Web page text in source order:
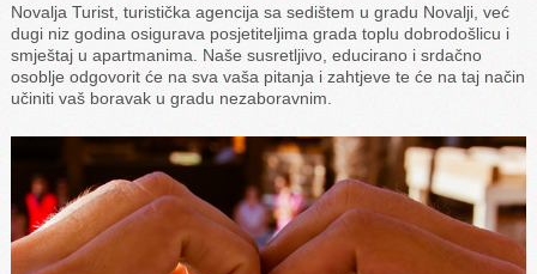
Novalja Turist, turistička agencija sa sedištem u gradu Novalji, već
dugi niz godina osigurava posjetiteljima grada toplu dobrodošlicu i
smještaj u apartmanima. Naše susretljivo, educirano i srdačno
osoblje odgovorit će na sva vaša pitanja i zahtjeve te će na taj način
učiniti vaš boravak u gradu nezaboravnim.